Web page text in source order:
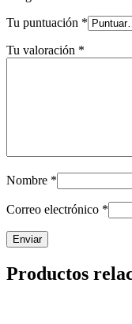
Tu puntuación *
Tu valoración *
Nombre *
Correo electrónico *
Productos